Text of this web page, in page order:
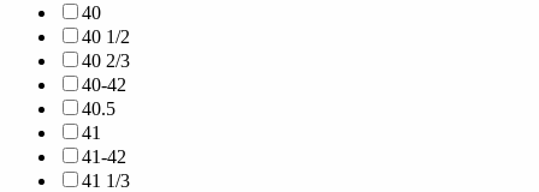
40
40 1/2
40 2/3
40-42
40.5
41
41-42
41 1/3